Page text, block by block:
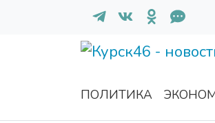
ПОЛИТИКА